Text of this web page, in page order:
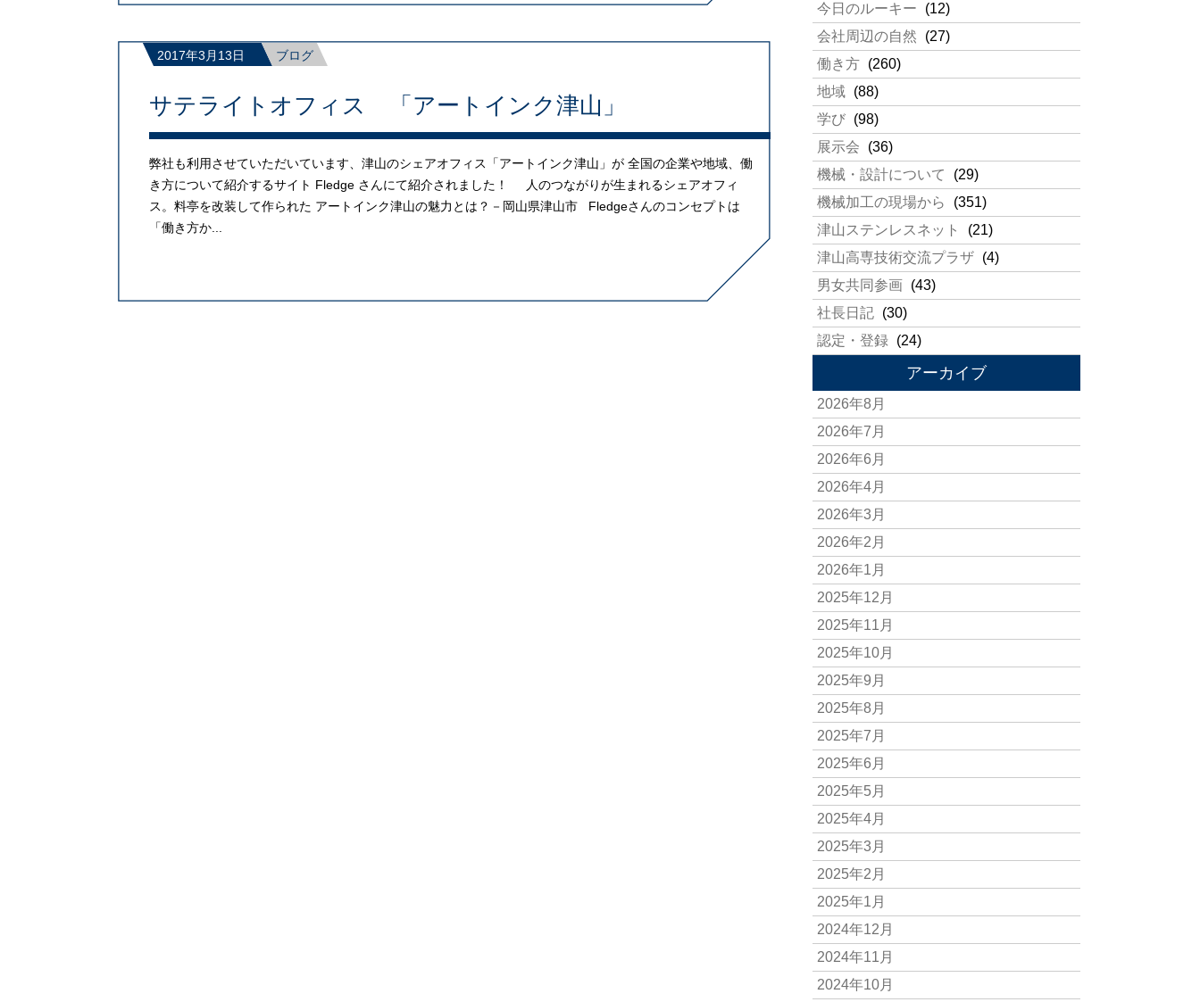
2017年3月13日 ブログ
サテライトオフィス 「アートインク津山」
弊社も利用させていただいています、津山のシェアオフィス「アートインク津山」が 全国の企業や地域、働
き方について紹介するサイト Fledge さんにて紹介されました！ 人のつながりが生まれるシェアオフィ
ス。料亭を改装して作られた アートインク津山の魅力とは？－岡山県津山市 Fledgeさんのコンセプトは
「働き方か...
今日のルーキー
(12)
会社周辺の自然
(27)
働き方 (260)
地域 (88)
学び (98)
展示会
(36)
機械・設計について
(29)
機械加工の現場から
(351)
津山ステンレスネット
(21)
津山高専技術交流プラザ (4)
男女共同参画 (43)
社長日記 (30)
認定・登録 (24)
アーカイブ
2026年8月
2026年7月
2026年6月
2026年4月
2026年3月
2026年2月
2026年1月
2025年12月
2025年11月
2025年10月
2025年9月
2025年8月
2025年7月
2025年6月
2025年5月
2025年4月
2025年3月
2025年2月
2025年1月
2024年12月
2024年11月
2024年10月